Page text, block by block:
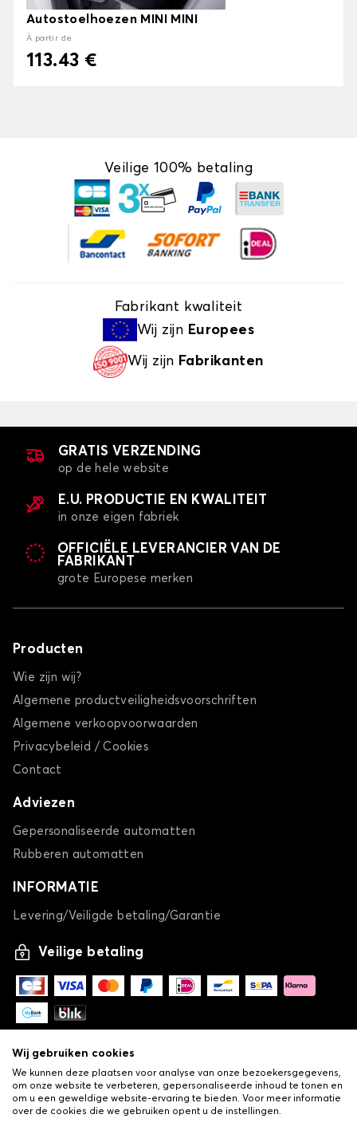
Autostoelhoezen MINI MINI
À partir de
113.43 €
Veilige 100% betaling
Fabrikant kwaliteit
Wij zijn Europees
Wij zijn Fabrikanten
GRATIS VERZENDING
op de hele website
E.U. PRODUCTIE EN KWALITEIT
in onze eigen fabriek
OFFICIËLE LEVERANCIER VAN DE
FABRIKANT
grote Europese merken
Producten
Wie zijn wij?
Algemene productveiligheidsvoorschriften
Algemene verkoopvoorwaarden
Privacybeleid / Cookies
Contact
Adviezen
Gepersonaliseerde automatten
Rubberen automatten
INFORMATIE
Levering/Veiligde betaling/Garantie
Veilige betaling
Wij gebruiken cookies
We kunnen deze plaatsen voor analyse van onze bezoekersgegevens,
om onze website te verbeteren, gepersonaliseerde inhoud te tonen en
om u een geweldige website-ervaring te bieden. Voor meer informatie
over de cookies die we gebruiken opent u de instellingen.